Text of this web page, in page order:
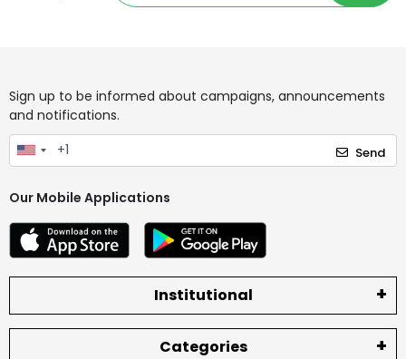
Sign up to be informed about campaigns, announcements
and notifications.
Send
Our Mobile Applications
Institutional
Categories